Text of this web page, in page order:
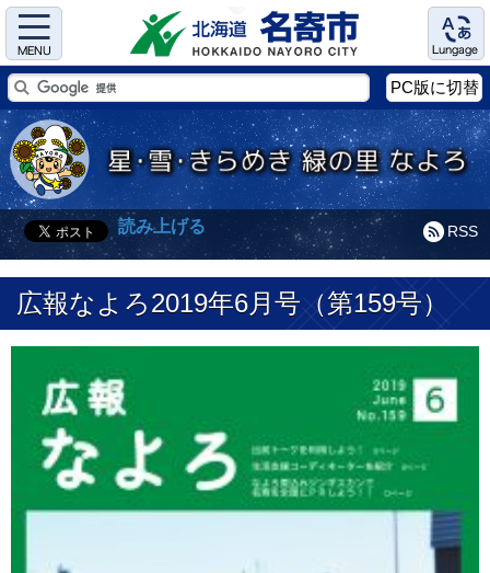
Menu Language
PC版に切替
RSS
読み上げる
広報なよろ2019年6月号（第159号）